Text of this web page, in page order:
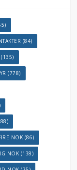
(84)
(135)
(778)
NOK (86)
NOK (138)